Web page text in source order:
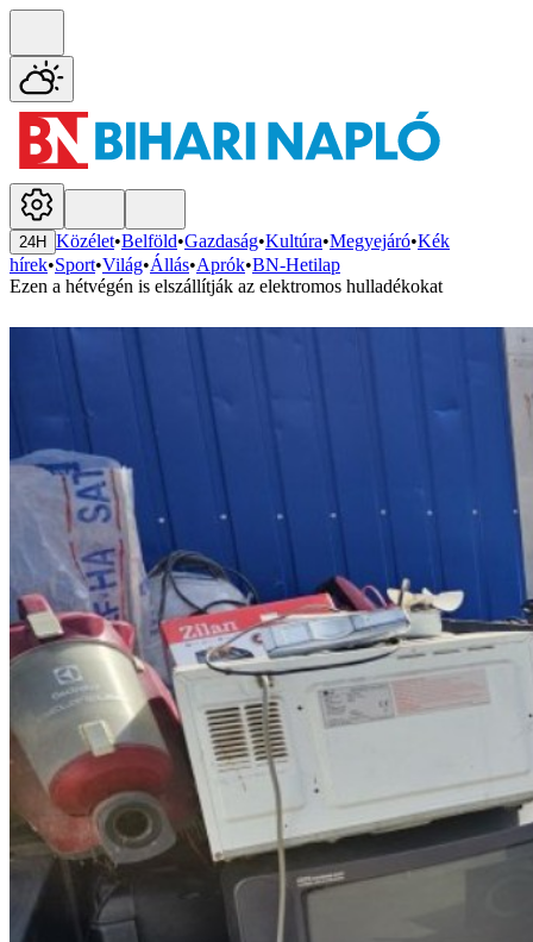
24H Közélet•Belföld•Gazdaság•Kultúra•Megyejáró•Kék
hírek•Sport•Világ•Állás•Aprók•BN-Hetilap
Ezen a hétvégén is elszállítják az elektromos hulladékokat